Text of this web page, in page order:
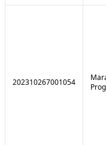
202310267001054